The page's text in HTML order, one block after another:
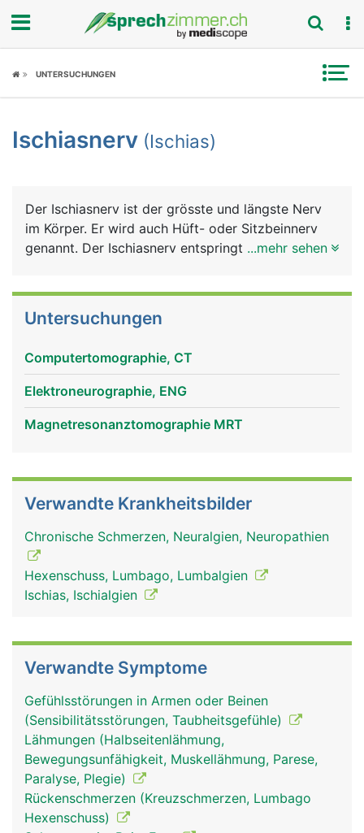
Fokus
Symptome
News
Rubriken
UNTERSUCHUNGEN
Ischiasnerv (Ischias)
Der Ischiasnerv ist der grösste und längste Nerv
im Körper. Er wird auch Hüft- oder Sitzbeinnerv
genannt. Der Ischiasnerv entspringt in Höhe der
Rückseite des Beines und zieht bis zu den Zehen.
Wadennerv und einen Schienbeinnerv. Der
Ischiasnerv leitet einerseits Schmerz- und
Gefühlswahrnehmungen von den Beinen und
Füssen zum Gehirn und andererseits
Ischiasnervs können daher starke Schmerzen,
Taubheitsgefühle oder Muskelschwächen bzw.
ischiasnerv frau ischiasnerv mann
...mehr sehen
Untersuchungen
Computertomographie, CT
Elektroneurographie, ENG
Magnetresonanztomographie MRT
Verwandte Krankheitsbilder
Chronische Schmerzen, Neuralgien, Neuropathien
Hexenschuss, Lumbago, Lumbalgien
Ischias, Ischialgien
Verwandte Symptome
Gefühlsstörungen in Armen oder Beinen
(Sensibilitätsstörungen, Taubheitsgefühle)
Lähmungen (Halbseitenlähmung,
Bewegungsunfähigkeit, Muskellähmung, Parese,
Paralyse, Plegie)
Rückenschmerzen (Kreuzschmerzen, Lumbago
Hexenschuss)